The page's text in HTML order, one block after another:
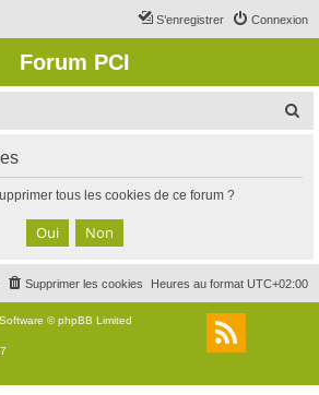
Connexion
S’enregistrer
Forum PCI
c
tous les cookies de ce forum ?
Heures au format UTC+02:00
Supprimer les cookies
© phpBB Limited